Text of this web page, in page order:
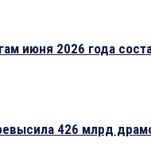
июня 2026 года
426 млрд